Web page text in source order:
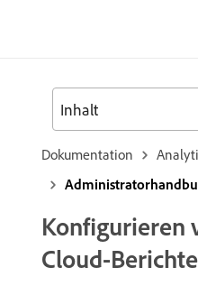
Dokumentation
Konfigurieren
Cloud-
Inhalt